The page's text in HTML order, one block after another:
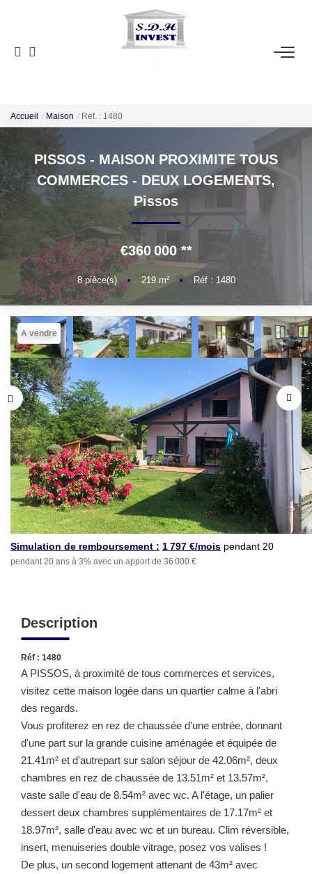
ACCUEIL
NOTRE AGENCE
ESTIMATION
NOS OUTILS
CONTACT
EN
Accueil Maison Ref. : 1480
PISSOS - MAISON PROXIMITE TOUS
COMMERCES - DEUX LOGEMENTS,
Pissos
€360 000**
8pièce(s) • 219m² • Réf : 1480
A vendre
Simulation de remboursement : 1 797 €/mois pendant 20
ans à 3% avec un apport
pendant 20 ans à 3% avec un apport de 36 000 €
Description
Réf : 1480
A PISSOS, à proximité de tous commerces et services,
visitez cette maison logée dans un quartier calme à l'abri
des regards.
Vous profiterez en rez de chaussée d'une entrée, donnant
d'une part sur la grande cuisine aménagée et équipée de
21.41m² et d'autrepart sur salon séjour de 42.06m², deux
chambres en rez de chaussée de 13.51m² et 13.57m²,
vaste salle d'eau de 8.54m² avec wc. A l'étage, un palier
dessert deux chambres supplémentaires de 17.17m² et
18.97m², salle d'eau avec wc et un bureau. Clim réversible,
insert, menuiseries double vitrage, posez vos valises !
De plus, un second logement attenant de 43m² avec